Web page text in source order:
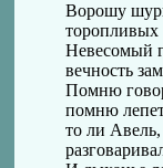
Ворошу
торопливых
Невесомый
вечность
Помню
помню
то ли